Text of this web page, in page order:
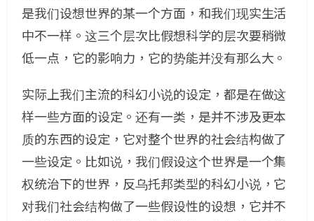
是我们设想世界的某一个方面，和我们现实生活
中不一样。这三个层次比假想科学的层次要稍微
低一点，它的影响力，它的势能并没有那么大。
实际上我们主流的科幻小说的设定，都是在做这
样一些方面的设定。还有一类，是并不涉及更本
质的东西的设定，它对整个世界的社会结构做了
一些设定。比如说，我们假设这个世界是一个集
权统治下的世界，反乌托邦类型的科幻小说，它
对我们社会结构做了一些假设性的设想，它并不